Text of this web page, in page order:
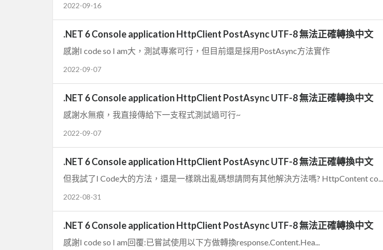
2022-09-16
.NET 6 Console application HttpClient PostAsync UTF-8 無法正確轉換中文
感謝I code so I am大，測試專案可行，但目前還是採用PostAsync方法實作
2022-09-07
.NET 6 Console application HttpClient PostAsync UTF-8 無法正確轉換中文
感謝水無痕，我直接傳給下一支程式測試過可行~
2022-09-07
.NET 6 Console application HttpClient PostAsync UTF-8 無法正確轉換中文
但我試了I Code大的方法，還是一樣跳出亂碼想請問有其他解決方法嗎? HttpContent co...
2022-08-31
.NET 6 Console application HttpClient PostAsync UTF-8 無法正確轉換中文
感謝I code so I am回覆:已嘗試使用以下方做轉換response.Content.Hea...